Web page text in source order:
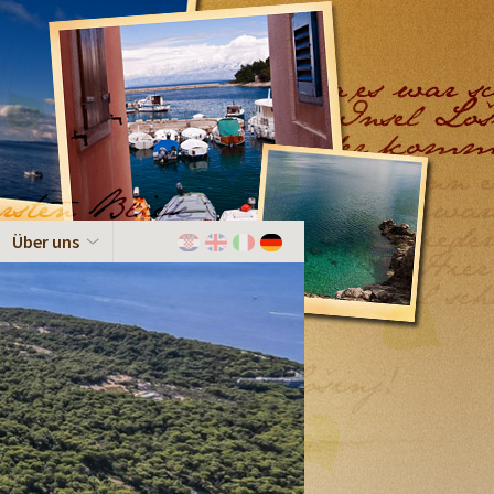
Hrvatski
EnglishItalianoDeutch
Über uns